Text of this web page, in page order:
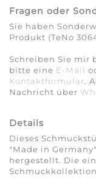
Fragen oder
Sie haben
Produkt (TeNo
Schreiben Sie mir
bitte eine E-Mail
Kontaktformular.
Nachricht über
Details
Dieses
"Made in
hergestellt. Die